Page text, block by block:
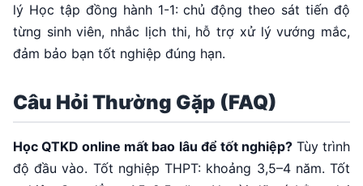
lý Học tập đồng hành 1-1: chủ động theo sát tiến độ
từng sinh viên, nhắc lịch thi, hỗ trợ xử lý vướng mắc,
đảm bảo bạn tốt nghiệp đúng hạn.
Câu Hỏi Thường Gặp (FAQ)
Học QTKD online mất bao lâu để tốt nghiệp?Tùy trình
độ đầu vào. Tốt nghiệp THPT: khoảng 3,5–4 năm. Tốt